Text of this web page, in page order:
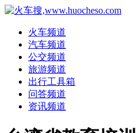
火车频道
汽车频道
公交频道
旅游频道
出行工具箱
问答频道
资讯频道